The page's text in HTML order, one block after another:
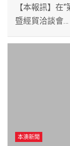
【本報訊】在
暨經貿洽談會…
本澳新聞